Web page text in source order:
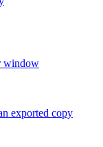
window
exported copy